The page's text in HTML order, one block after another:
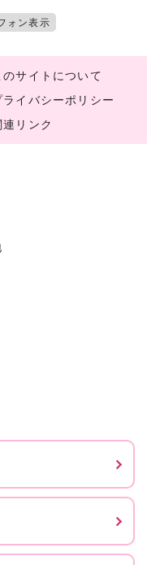
ォン表示
のサイトについて
ライバシーポリシー
連リンク